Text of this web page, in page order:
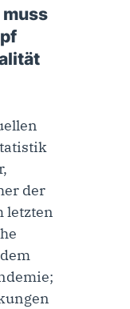
muss
der
letzten